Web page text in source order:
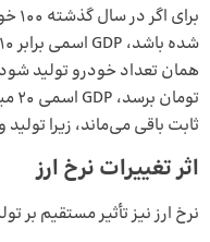
ثابت باقی می‌ماند، زیرا
اثر تغییرات نرخ ارز
نرخ ارز نیز تأثیر مستقیم بر